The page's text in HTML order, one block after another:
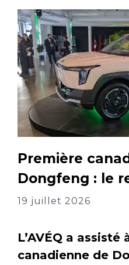
Première
Dongfeng : le
19 juillet 2026
L’AVÉQ a
canadienne de